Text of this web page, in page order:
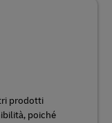
prodotti
poiché